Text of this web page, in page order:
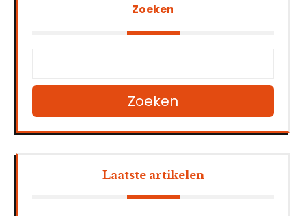
Zoeken
Zoeken
Laatste artikelen